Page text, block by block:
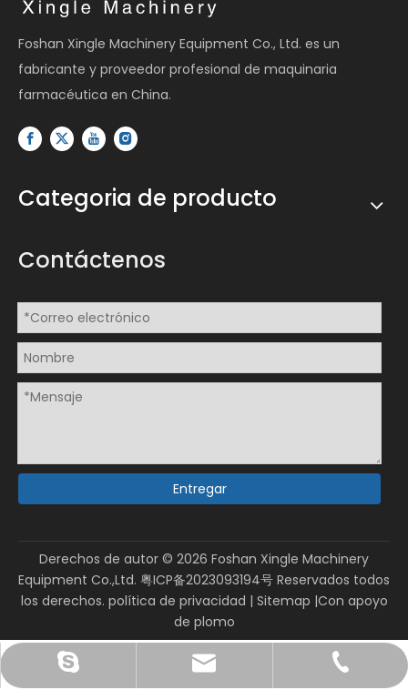
Foshan Xingle Machinery Equipment Co., Ltd. es un
fabricante y proveedor profesional de maquinaria
farmacéutica en China.
paquete
sales@xinglepm.com
+86-15919644519
Categoria de producto
Contáctenos
Entregar
Derechos de autor © 2026 Foshan Xingle Machinery
Equipment Co.,Ltd. 粤ICP备2023093194号 Reservados todos
los derechos. política de privacidad | Sitemap |Con apoyo
de plomo